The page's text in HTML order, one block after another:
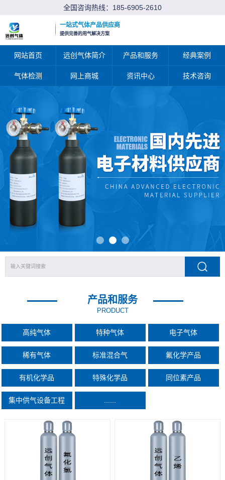
全国咨询热线： 185-6905-2610
一站式气体产品供应商
提供完善的用气解决方案
网站首页 远创气体简介 产品和服务 经典案例
气体检测 网上商城 资讯中心 技术咨询
产品和服务
PRODUCT
高纯气体 特种气体 电子气体
稀有气体 标准混合气 氟化学产品
有机化学品 特殊化学品 同位素产品
集中供气设备工程 ......